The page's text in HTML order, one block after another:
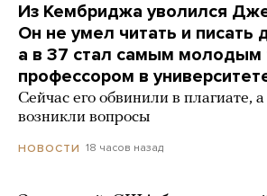
Из Кембриджа уволился
Он не умел читать и писать
а в 37 стал самым
профессором в
Сейчас его обвинили в плагиате,
возникли вопросы
НОВОСТИ 18 часов назад